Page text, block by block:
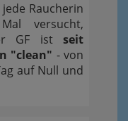
Raucherin
versucht,
GF ist seit
"clean" - von
auf Null und